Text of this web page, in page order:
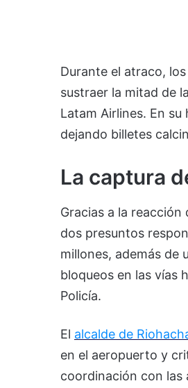
Durante el atraco,
sustraer la mitad de
Latam Airlines. En
dejando billetes
La captura
Gracias a la
dos presuntos
millones, además de
bloqueos en las vías
Policía.
El alcalde de
en el aeropuerto y
coordinación con las